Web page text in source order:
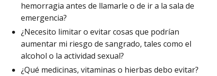
hemorragia antes de llamarle o de ir a la sala de
emergencia?
¿Necesito limitar o evitar cosas que podrían
aumentar mi riesgo de sangrado, tales como el
alcohol o la actividad sexual?
¿Qué medicinas, vitaminas o hierbas debo evitar?